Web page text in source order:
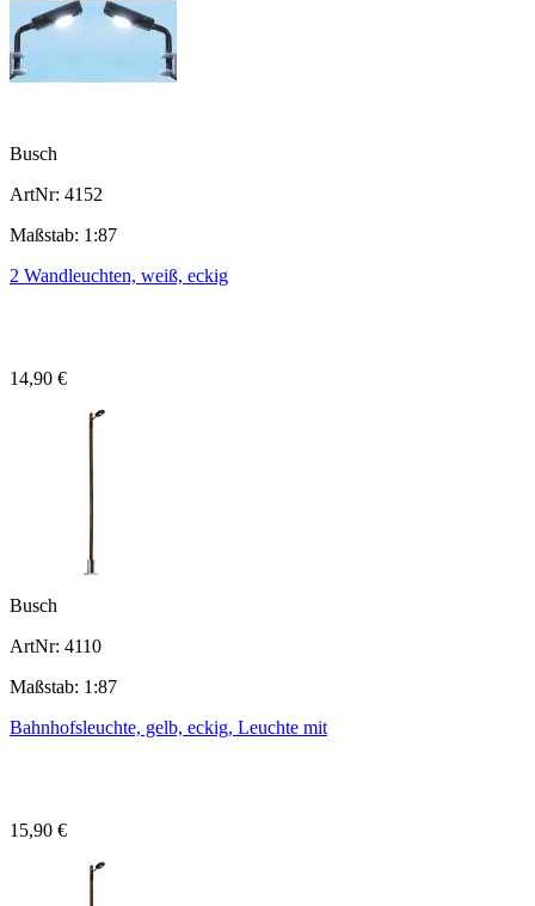
Busch
ArtNr: 4152
Maßstab: 1:87
2 Wandleuchten, weiß, eckig
14,90 €
Busch
ArtNr: 4110
Maßstab: 1:87
Bahnhofsleuchte, gelb, eckig, Leuchte mit
15,90 €